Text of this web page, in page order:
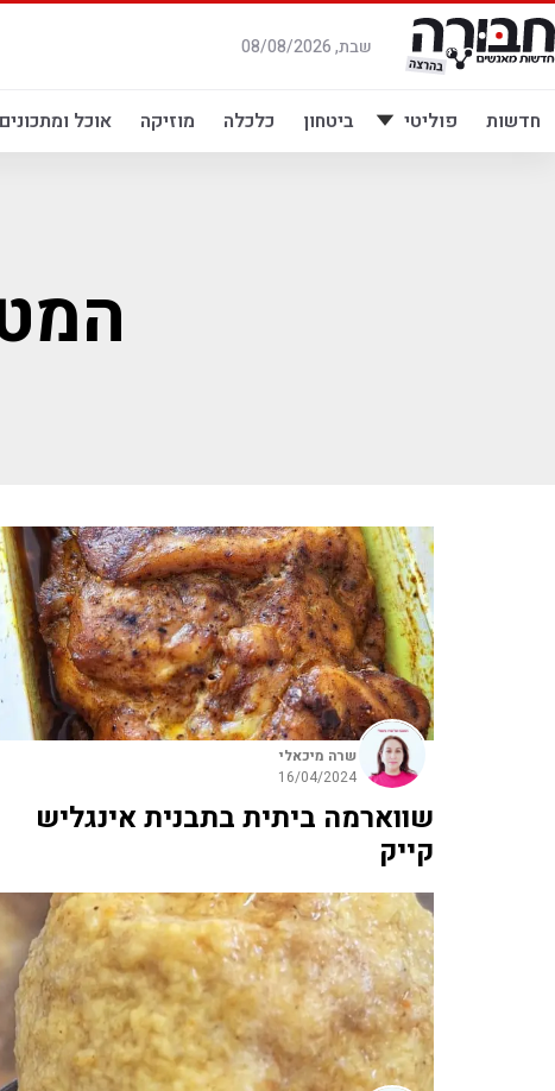
דלג
לתוכן
שבת, 08/08/2026
חדשות פוליטי ביטחון כלכלה מוזיקה אוכל ומתכונים
שרה מיכאלי
16/04/2024
שווארמה ביתית בתבנית אינגליש
קייק